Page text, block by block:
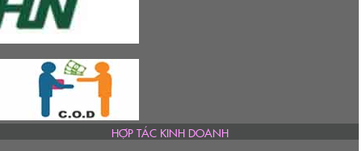
HỢP TÁC KINH DOANH